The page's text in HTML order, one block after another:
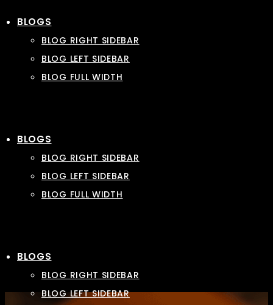
BLOGS
BLOG RIGHT SIDEBAR
BLOG LEFT SIDEBAR
BLOG FULL WIDTH
BLOGS
BLOG RIGHT SIDEBAR
BLOG LEFT SIDEBAR
BLOG FULL WIDTH
BLOGS
BLOG RIGHT SIDEBAR
BLOG LEFT SIDEBAR